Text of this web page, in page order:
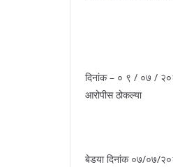
दिनांक – ० ९ / ०७ /
आरोपीस ठोकल्या
बेडया दिनांक ०७/०७/